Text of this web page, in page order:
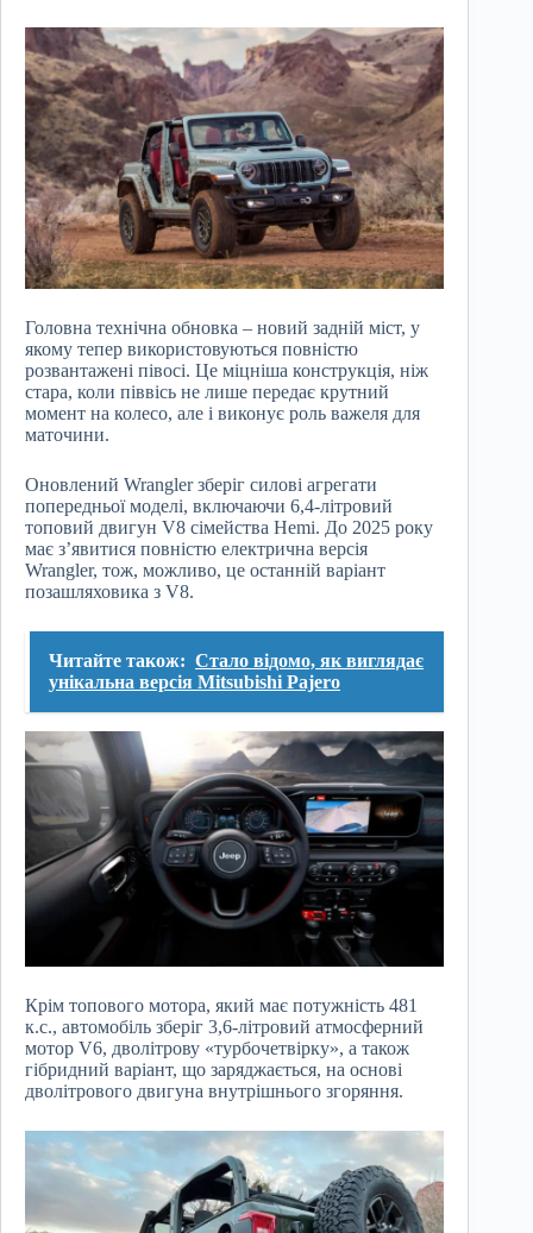
Головна технічна обновка – новий задній міст, у
якому тепер використовуються повністю
розвантажені півосі. Це міцніша конструкція, ніж
стара, коли піввісь не лише передає крутний
момент на колесо, але і виконує роль важеля для
маточини.
Оновлений Wrangler зберіг силові агрегати
попередньої моделі, включаючи 6,4-літровий
топовий двигун V8 сімейства Hemi. До 2025 року
має з’явитися повністю електрична версія
Wrangler, тож, можливо, це останній варіант
позашляховика з V8.
Читайте також: Стало відомо, як виглядає
унікальна версія Mitsubishi Pajero
Крім топового мотора, який має потужність 481
к.с., автомобіль зберіг 3,6-літровий атмосферний
мотор V6, дволітрову «турбочетвірку», а також
гібридний варіант, що заряджається, на основі
дволітрового двигуна внутрішнього згоряння.